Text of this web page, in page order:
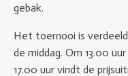
gebak.
Het toernooi is
de middag. Om 13.00
17.00 uur vindt de